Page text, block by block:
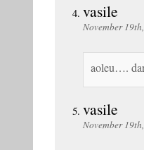
vasile
November
aoleu….
vasile
November